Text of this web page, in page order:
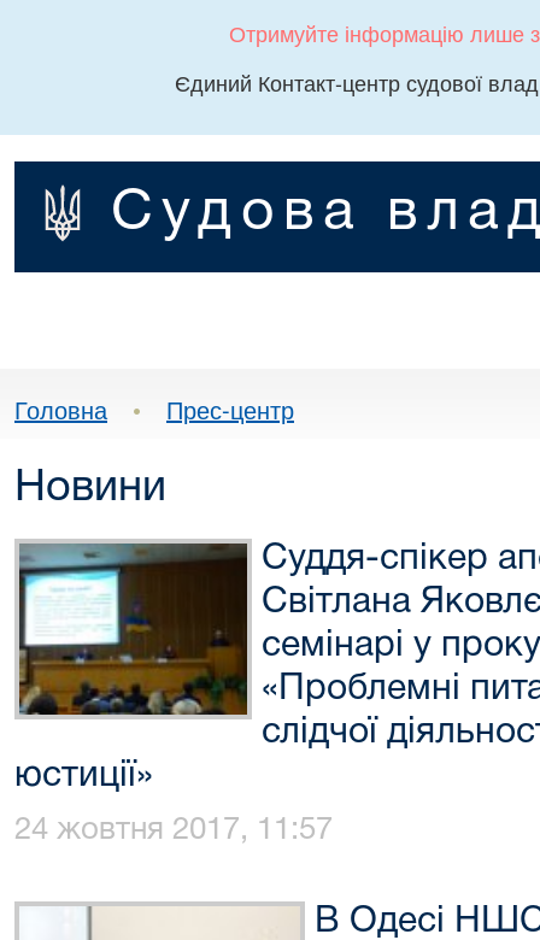
Отримуйте інформацію лише
Єдиний Контакт-центр судової
Судова
Головна • Прес-центр
Новини
Суддя-спікер
Світлана
семінарі у
«Проблемні
слідчої
юстиції»
24 жовтня 2017, 11:57
В Одесі